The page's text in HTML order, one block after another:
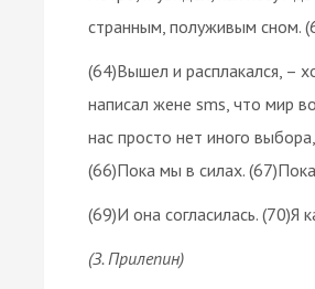
странным, полуживым сном.
(64)Вышел и расплакался, –
написал жене sms, что мир
нас просто нет иного
(66)Пока мы в силах.
(69)И она согласилась. (70)Я
(З. Прилепин)